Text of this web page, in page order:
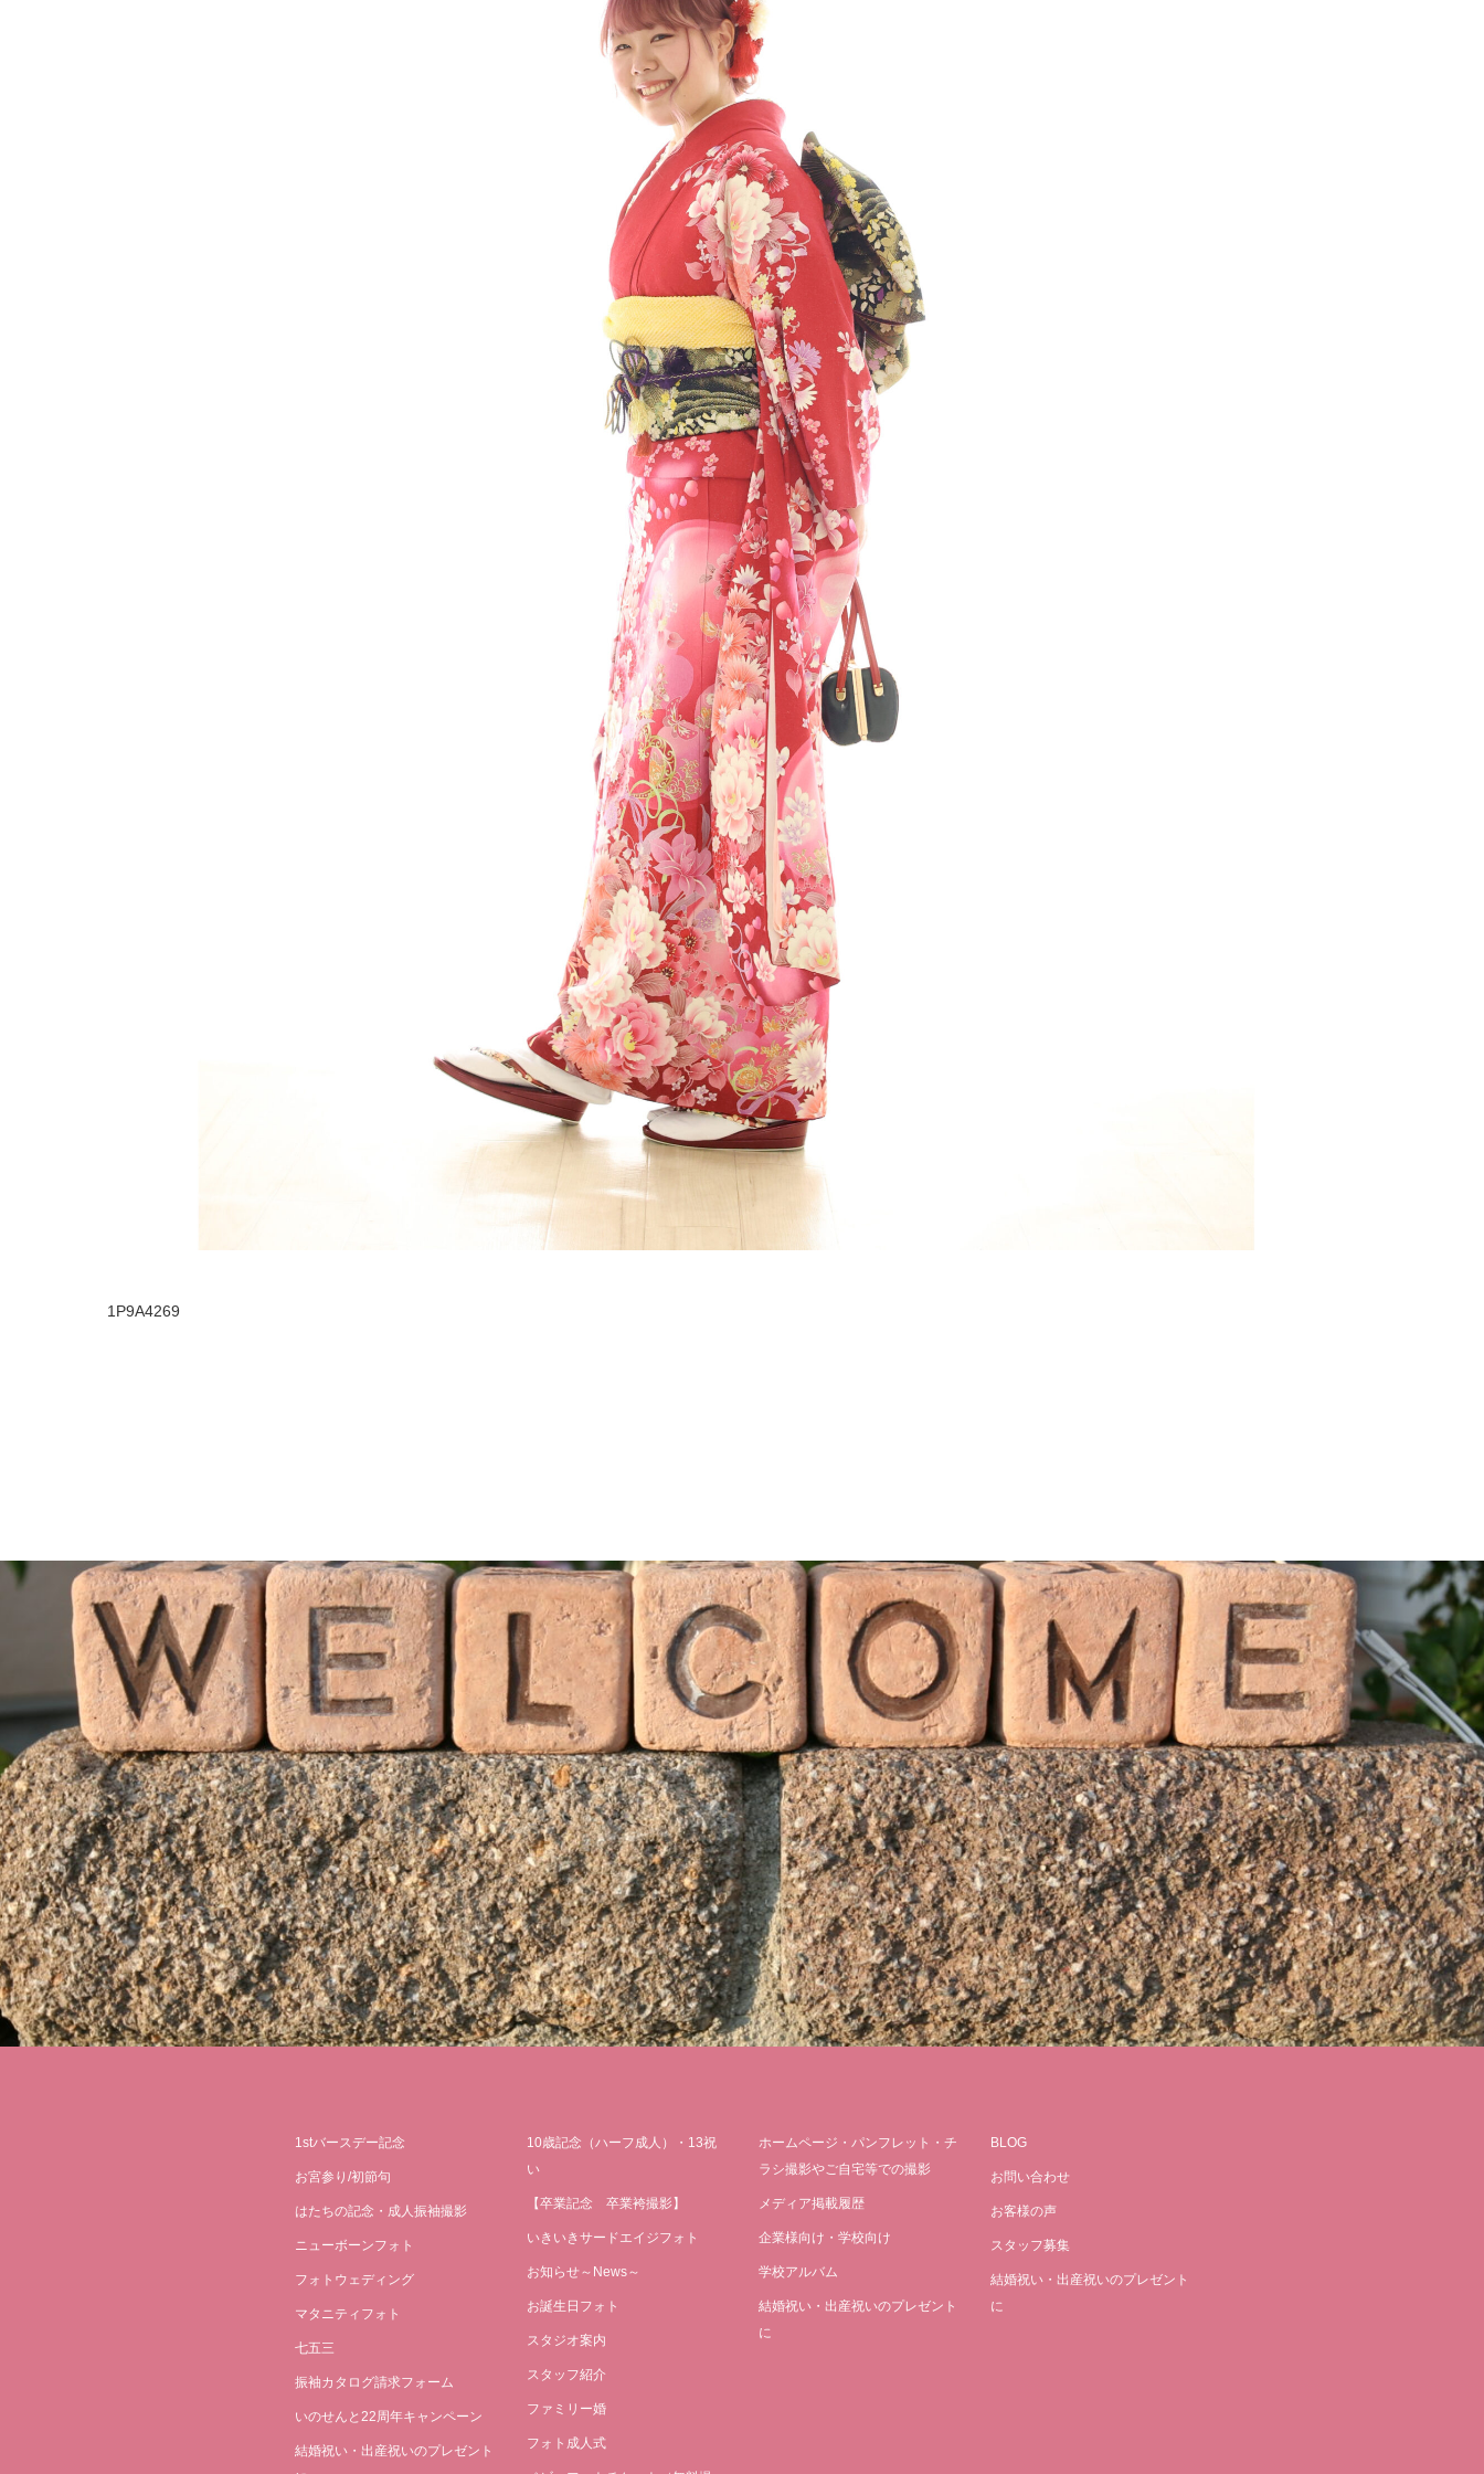
1P9A4269
1stバースデー記念
お宮参り/初節句
はたちの記念・成人振袖撮影
ニューボーンフォト
フォトウェディング
マタニティフォト
七五三
振袖カタログ請求フォーム
いのせんと22周年キャンペーン
結婚祝い・出産祝いのプレゼント
10歳記念（ハーフ成人）・13祝
い
【卒業記念 卒業袴撮影】
いきいきサードエイジフォト
お知らせ～News～
お誕生日フォト
スタジオ案内
スタッフ紹介
ファミリー婚
フォト成人式
ホームページ・パンフレット・チ
ラシ撮影やご自宅等での撮影
メディア掲載履歴
企業様向け・学校向け
学校アルバム
結婚祝い・出産祝いのプレゼント
に
BLOG
お問い合わせ
お客様の声
スタッフ募集
結婚祝い・出産祝いのプレゼント
に